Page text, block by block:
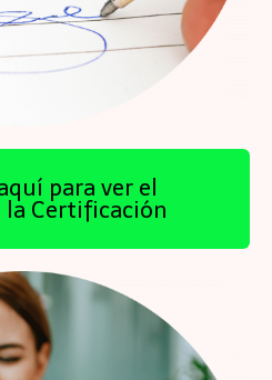
para ver el
la Certificación